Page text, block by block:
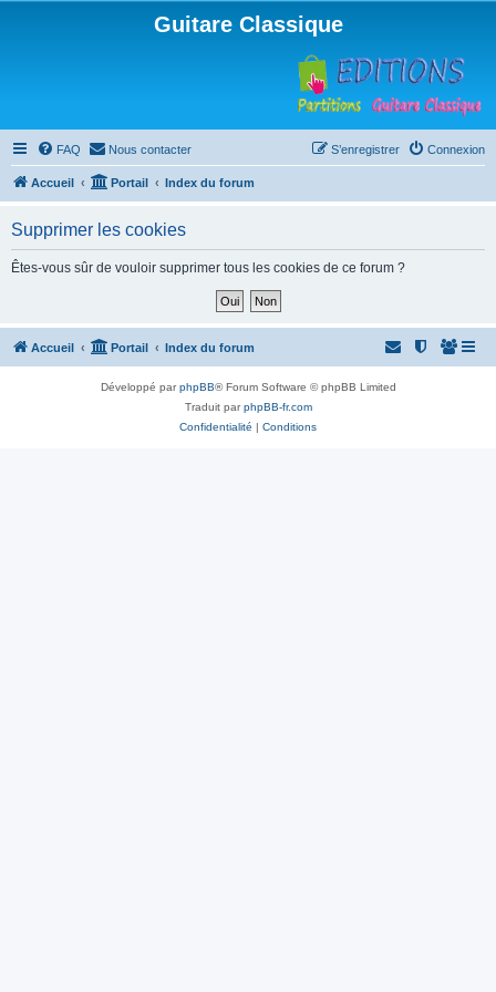
Guitare Classique
FAQ Nous contacter Connexion
S’enregistrer
Accueil Portail Index du forum
Supprimer les cookies
Êtes-vous sûr de vouloir supprimer tous les cookies de ce forum ?
Accueil Portail Index du forum
Développé parphpBB® Forum Software © phpBB Limited
Traduit parphpBB-fr.com
Confidentialité | Conditions